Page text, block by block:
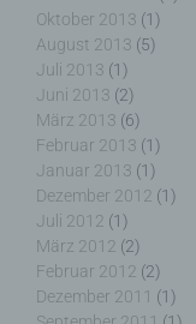
Oktober 2013 (1)
August 2013 (5)
Juli 2013 (1)
Juni 2013 (2)
März 2013 (6)
Februar 2013 (1)
Januar 2013 (1)
Dezember 2012 (1)
Juli 2012 (1)
März 2012 (2)
Februar 2012 (2)
Dezember 2011 (1)
j) Dritter
Dritter ist eine
Behörde,
betroffenen
der
befugt sind,
verarbeiten.